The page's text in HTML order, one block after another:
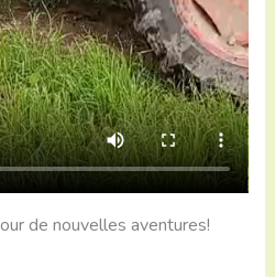
de nouvelles aventures!